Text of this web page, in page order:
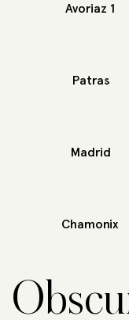
Avoriaz 1
Patras
Madrid
Chamonix